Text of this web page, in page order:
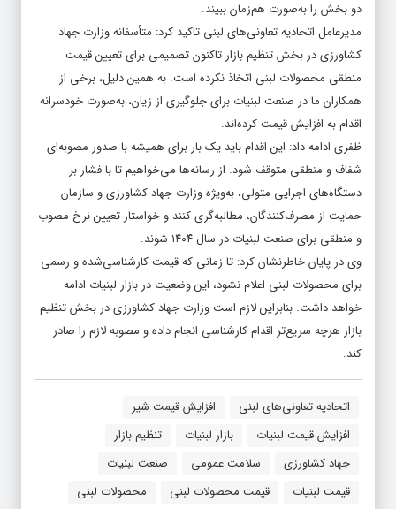
دو بخش را به‌صورت هم‌زمان ببیند.
مدیرعامل اتحادیه تعاونی‌های لبنی تاکید کرد: متأسفانه وزارت جهاد
کشاورزی در بخش تنظیم بازار تاکنون تصمیمی برای تعیین قیمت
منطقی محصولات لبنی اتخاذ نکرده است. به همین دلیل، برخی از
همکاران ما در صنعت لبنیات برای جلوگیری از زیان، به‌صورت خودسرانه
اقدام به افزایش قیمت کرده‌اند.
ظفری ادامه داد: این اقدام باید یک بار برای همیشه با صدور مصوبه‌ای
شفاف و منطقی متوقف شود. از رسانه‌ها می‌خواهیم تا با فشار بر
دستگاه‌های اجرایی متولی، به‌ویژه وزارت جهاد کشاورزی و سازمان
حمایت از مصرف‌کنندگان، مطالبه‌گری کنند و خواستار تعیین نرخ مصوب
و منطقی برای صنعت لبنیات در سال ۱۴۰۴ شوند.
وی در پایان خاطرنشان کرد: تا زمانی که قیمت کارشناسی‌شده و رسمی
برای محصولات لبنی اعلام نشود، این وضعیت در بازار لبنیات ادامه
خواهد داشت. بنابراین لازم است وزارت جهاد کشاورزی در بخش تنظیم
بازار هرچه سریع‌تر اقدام کارشناسی انجام داده و مصوبه لازم را صادر
کند.
اتحادیه تعاونی‌های لبنی
افزایش قیمت شیر
افزایش قیمت لبنیات
بازار لبنیات
تنظیم بازار
جهاد کشاورزی
سلامت عمومی
صنعت لبنیات
قیمت لبنیات
قیمت محصولات لبنی
محصولات لبنی